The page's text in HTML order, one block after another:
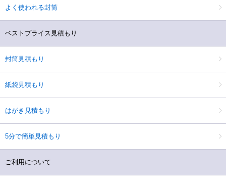
よく使われる封筒
ベストプライス見積もり
封筒見積もり
紙袋見積もり
はがき見積もり
5分で簡単見積もり
ご利用について